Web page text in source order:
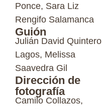
Ponce, Sara Liz
Rengifo Salamanca
Guión
Julián David Quintero
Lagos, Melissa
Saavedra Gil
Dirección de
fotografía
Camilo Collazos,